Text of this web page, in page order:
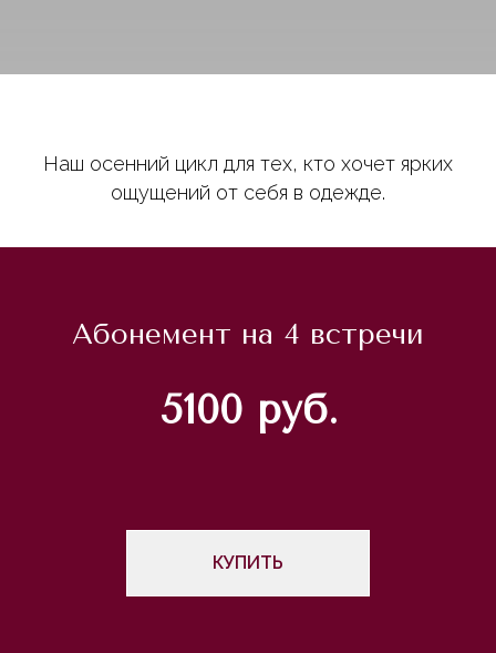
Наш осенний цикл для тех, кто хочет ярких
ощущений от себя в одежде.
Абонемент на 4 встречи
5100 руб.
КУПИТЬ